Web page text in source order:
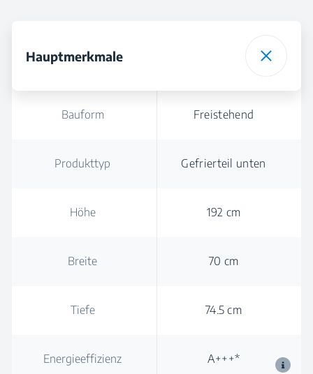
Hauptmerkmale
Bauform Freistehend
Produkttyp Gefrierteil unten
Höhe 192 cm
Breite 70 cm
Tiefe 74.5 cm
Energieeffizienz A+++*